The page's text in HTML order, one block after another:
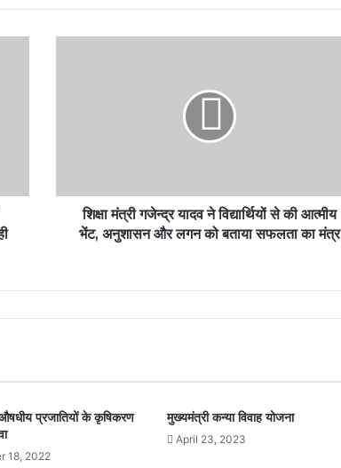
शिक्षा मंत्री गजेन्द्र यादव ने विद्यार्थियों से की आत्मीय
भेंट, अनुशासन और लगन को बताया सफलता का मंत्र
प्रजातियों के कृषिकरण
18, 2022
मुख्यमंत्री कन्या विवाह योजना
April 23, 2023